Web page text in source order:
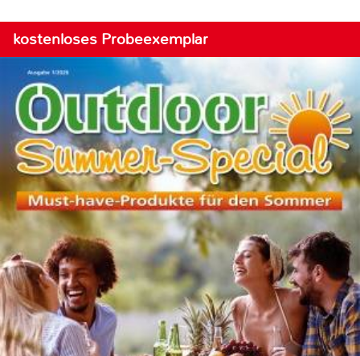
kostenloses Probeexemplar